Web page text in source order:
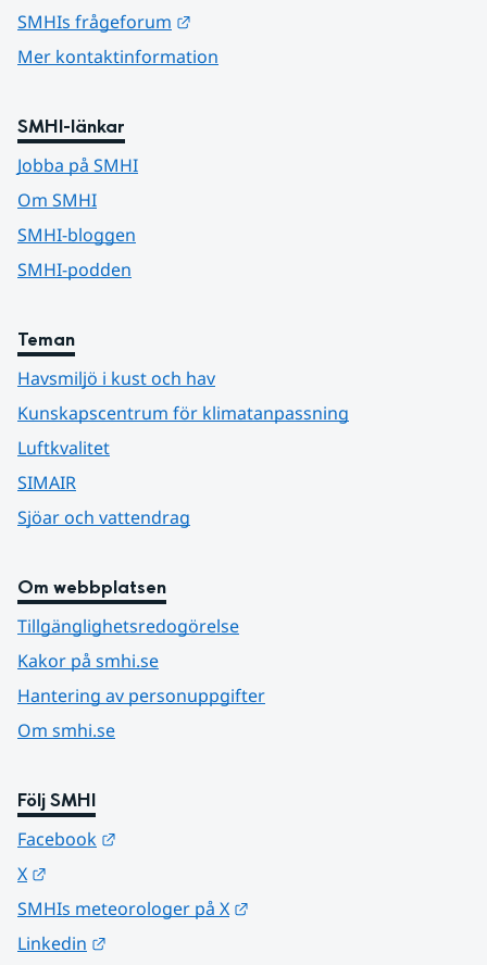
SMHIs frågeforum
Mer kontaktinformation
SMHI-länkar
Jobba på SMHI
Om SMHI
SMHI-bloggen
SMHI-podden
Teman
Havsmiljö i kust och hav
Kunskapscentrum för klimatanpassning
Luftkvalitet
SIMAIR
Sjöar och vattendrag
Om webbplatsen
Tillgänglighetsredogörelse
Kakor på smhi.se
Hantering av personuppgifter
Om smhi.se
Följ SMHI
Facebook
X
SMHIs meteorologer på X
Linkedin